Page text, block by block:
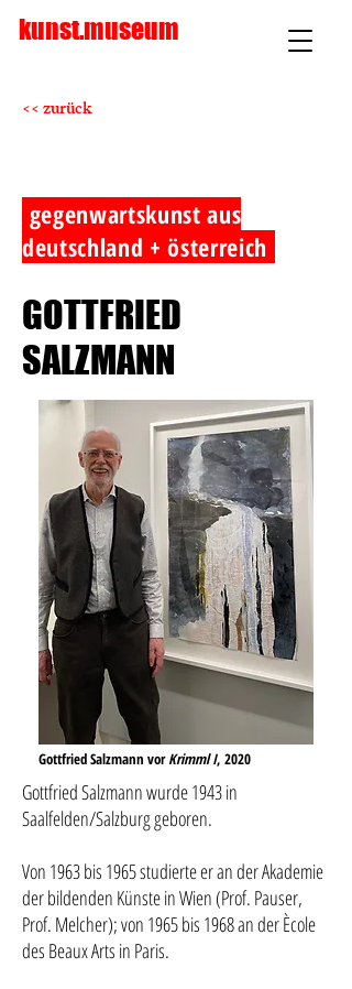
kunst.museum
<< zurück
gegenwartskunst aus
deutschland + österreich
GOTTFRIED
SALZMANN
Gottfried Salzmann vorKrimml I, 2020
Gottfried Salzmann wurde 1943 in
Saalfelden/Salzburg geboren.
Von 1963 bis 1965 studierte er an der Akademie
der bildenden Künste in Wien (Prof. Pauser,
Prof. Melcher); von 1965 bis 1968 an der Ècole
des Beaux Arts in Paris.